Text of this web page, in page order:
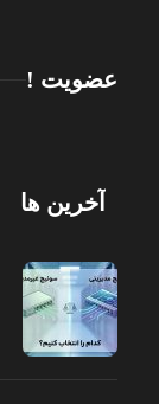
عضویت !
آخرین ها